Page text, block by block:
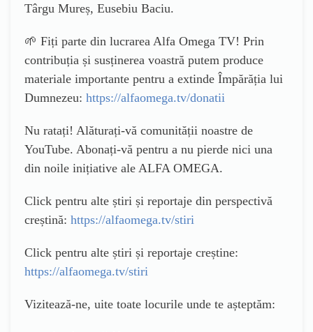
Târgu Mureș, Eusebiu Baciu.
🌱 Fiți parte din lucrarea Alfa Omega TV! Prin
contribuția și susținerea voastră putem produce
materiale importante pentru a extinde Împărăția lui
Dumnezeu: https://alfaomega.tv/donatii
Nu ratați! Alăturați-vă comunității noastre de
YouTube. Abonați-vă pentru a nu pierde nici una
din noile inițiative ale ALFA OMEGA.
Click pentru alte știri și reportaje din perspectivă
creștină: https://alfaomega.tv/stiri
Click pentru alte știri și reportaje creștine:
https://alfaomega.tv/stiri
Vizitează-ne, uite toate locurile unde te așteptăm: